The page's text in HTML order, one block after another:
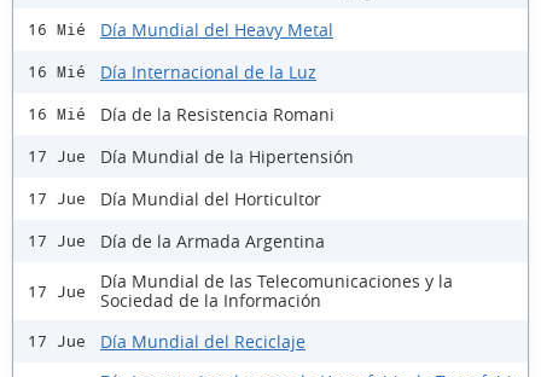
16 Mié Día Mundial del Heavy Metal
16 Mié Día Internacional de la Luz
16 Mié Día de la Resistencia Romani
17 Jue Día Mundial de la Hipertensión
17 Jue Día Mundial del Horticultor
17 Jue Día de la Armada Argentina
17 Jue
Día Mundial de las Telecomunicaciones y la
Sociedad de la Información
17 Jue Día Mundial del Reciclaje